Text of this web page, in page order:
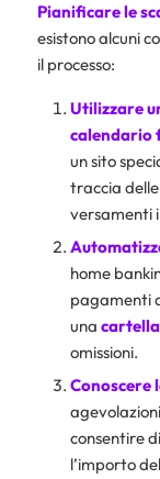
Pianificare le
esistono alcuni
il processo:
Utilizzare
calendario
un sito
traccia
versamenti
home
pagamenti
una
omissioni.
Conoscere
consentire
l’importo